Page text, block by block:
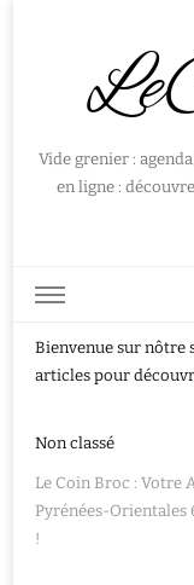
Vide grenier :
en ligne :
Bienvenue sur nôtre
articles pour
Non classé
Le Coin Broc : Votre
Pyrénées-Orientales
!